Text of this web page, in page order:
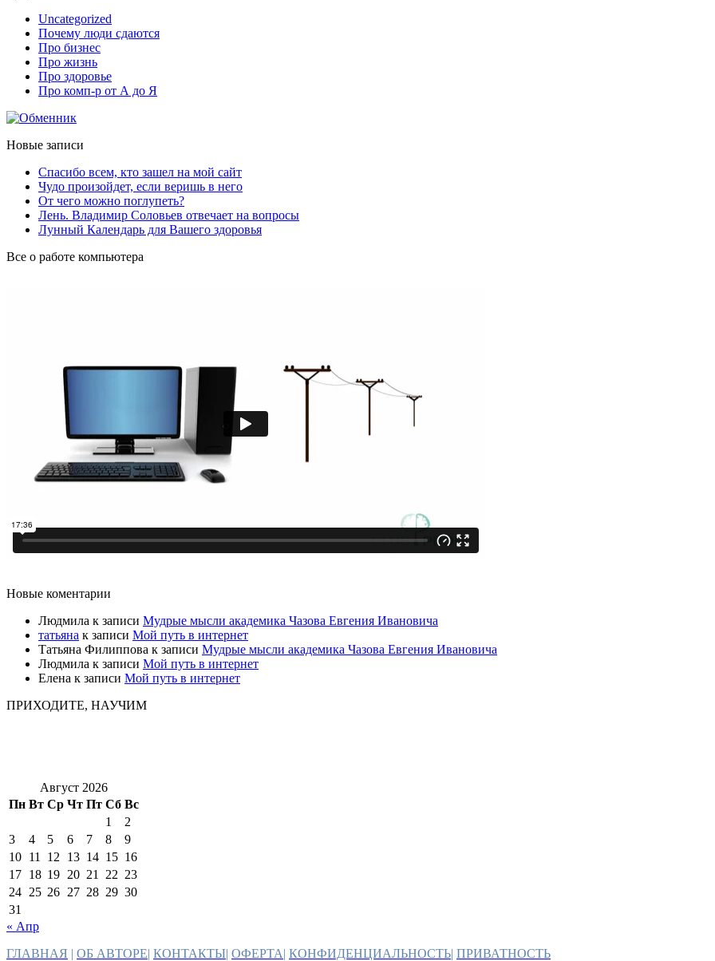
Uncategorized
Почему люди сдаются
Про бизнес
Про жизнь
Про здоровье
Про комп-р от А до Я
Новые записи
Спасибо всем, кто зашел на мой сайт
Чудо произойдет, если веришь в него
От чего можно поглупеть?
Лень. Владимир Соловьев отвечает на вопросы
Лунный Календарь для Вашего здоровья
Все о работе компьютера
Новые коментарии
Людмила к записи Мудрые мысли академика Чазова Евгения Ивановича
татьяна к записи Мой путь в интернет
Татьяна Филиппова к записи Мудрые мысли академика Чазова Евгения Ивановича
Людмила к записи Мой путь в интернет
Елена к записи Мой путь в интернет
ПРИХОДИТЕ, НАУЧИМ
Август 2026
Пн Вт Ср Чт Пт Сб Вс
1
2
3
4 5 6 7 8
9
10 11 12 13 14 15 16
17 18 19 20 21 22 23
24 25 26 27 28 29 30
31
« Апр
ГЛАВНАЯ | ОБ АВТОРЕ| КОНТАКТЫ| ОФЕРТА| КОНФИДЕНЦИАЛЬНОСТЬ| ПРИВАТНОСТЬ